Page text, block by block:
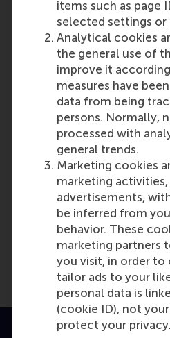
items such as page
selected settings or
Analytical cookies
the general use of
improve it
measures have
data from being
persons. Normally,
processed with
general trends.
Marketing cookies
marketing activities,
advertisements,
be inferred from
behavior. These
marketing partners
you visit, in order to
tailor ads to your
personal data is
(cookie ID), not
protect your privacy.
Last update:
Wednesday, 23
Was this answer
helpful to you?
Yes
No
Related questions
Waar kan ik de
geldigheidsduur
(deel)resultaten